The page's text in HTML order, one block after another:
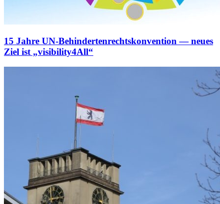
15 Jahre UN-Behindertenrechtskonvention — neues
Ziel ist „visibility4All“